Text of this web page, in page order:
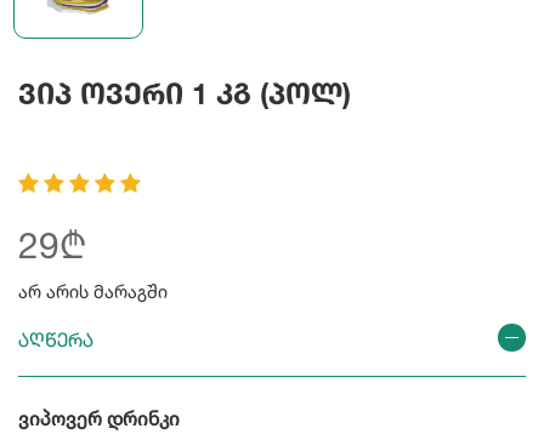
Ვიპ Ოვერი 1 Კგ (პოლ)
29₾
არ არის მარაგში
აღწერა
ვიპოვერ დრინკი